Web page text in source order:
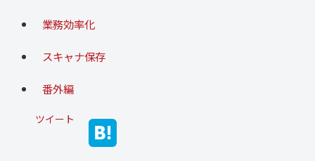
業務効率化
スキャナ保存
番外編
ツイート